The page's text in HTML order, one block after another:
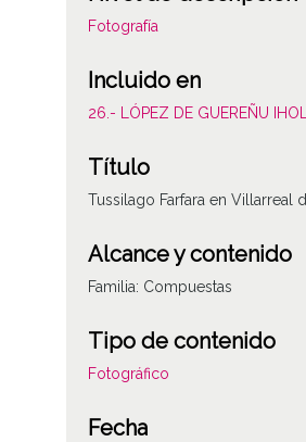
Fotografía
Incluido en
26.- LÓPEZ DE GUEREÑU
Título
Tussilago Farfara en Villarreal
Alcance y contenido
Familia: Compuestas
Tipo de contenido
Fotográfico
Fecha